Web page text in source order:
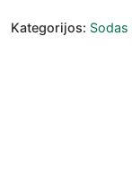
Kategorijos: Sodas